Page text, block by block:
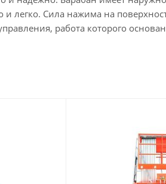
и легко. Сила нажима на
работа которого